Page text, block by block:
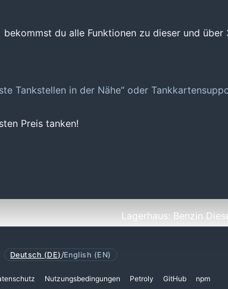
bekommst du alle Funktionen zu dieser und
Tankstellen in der Nähe“ oder
Preis tanken!
Lagerhaus: Benzin
Deutsch (DE) /English (EN)
Nutzungsbedingungen Petroly GitHub npm